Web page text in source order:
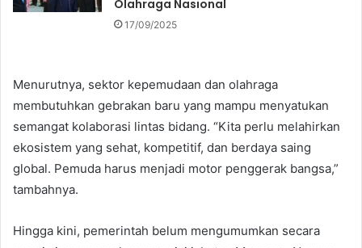
Olahraga Nasional
17/09/2025
Menurutnya, sektor kepemudaan dan olahraga
membutuhkan gebrakan baru yang mampu menyatukan
semangat kolaborasi lintas bidang. “Kita perlu melahirkan
ekosistem yang sehat, kompetitif, dan berdaya saing
global. Pemuda harus menjadi motor penggerak bangsa,”
tambahnya.
Hingga kini, pemerintah belum mengumumkan secara